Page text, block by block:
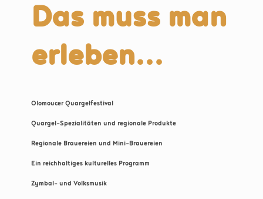
Das muss man
erleben...
Olomoucer Quargelfestival
Quargel-Spezialitäten und regionale Produkte
Regionale Brauereien und Mini-Brauereien
Ein reichhaltiges kulturelles Programm
Zymbal- und Volksmusik